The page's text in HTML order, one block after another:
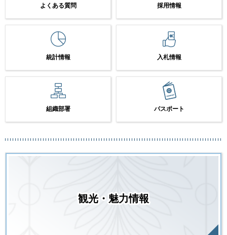
よくある質問 採用情報
統計情報 入札情報
組織部署 パスポート
観光・魅力情報